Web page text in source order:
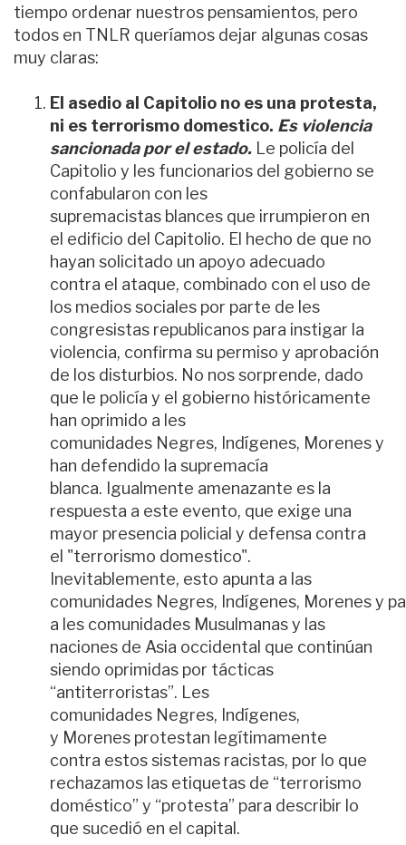
tiempo ordenar nuestros pensamientos, pero
todos en TNLR queríamos dejar algunas cosas
muy claras:
El asedio al Capitolio no es una protesta,
ni es terrorismo domestico. Es violencia
sancionada por el estado. Le policía del
Capitolio y les funcionarios del gobierno se
confabularon con les
supremacistas blances que irrumpieron en
el edificio del Capitolio. El hecho de que no
hayan solicitado un apoyo adecuado
contra el ataque, combinado con el uso de
los medios sociales por parte de les
congresistas republicanos para instigar la
violencia, confirma su permiso y aprobación
de los disturbios. No nos sorprende, dado
que le policía y el gobierno históricamente
han oprimido a les
comunidades Negres, Indígenes, Morenesy
han defendido la supremacía
blanca. Igualmente amenazante es la
respuesta a este evento, que exige una
mayor presencia policial y defensa contra
el "terrorismo domestico".
Inevitablemente, esto apunta a las
comunidades Negres, Indígenes, Morenesy
a les comunidades Musulmanas y las
naciones de Asia occidental que continúan
siendo oprimidas por tácticas
“antiterroristas”. Les
comunidades Negres, Indígenes,
y Morenes protestan legítimamente
contra estos sistemas racistas, por lo que
rechazamos las etiquetas de “terrorismo
doméstico” y “protesta” para describir lo
que sucedió en el capital.